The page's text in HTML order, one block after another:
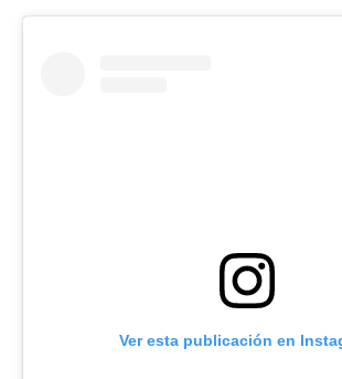
Ver esta publicación en